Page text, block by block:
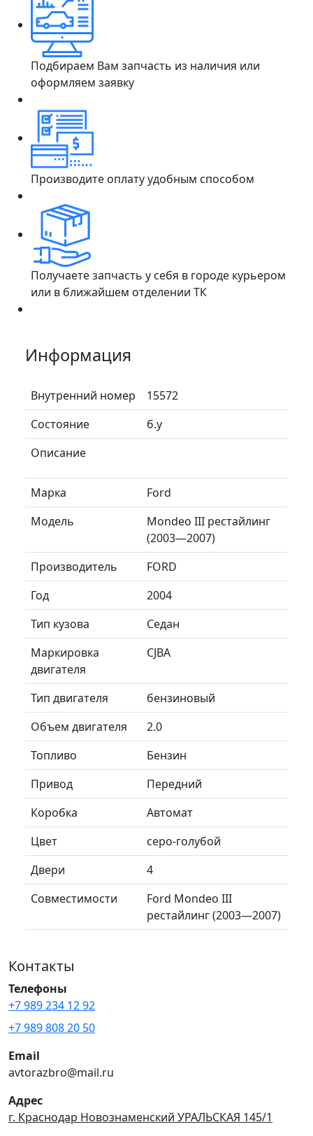
Подбираем Вам запчасть из наличия или
оформляем заявку
Производите оплату удобным способом
Получаете запчасть у себя в городе курьером
или в ближайшем отделении ТК
Информация
Внутренний номер
15572
Состояние
б.у
Описание
Марка
Ford
Модель
Mondeo III рестайлинг
(2003—2007)
Производитель
FORD
Год
2004
Тип кузова
Седан
Маркировка
двигателя
CJBA
Тип двигателя
бензиновый
Объем двигателя
2.0
Топливо
Бензин
Привод
Передний
Коробка
Автомат
Цвет
серо-голубой
Двери
4
Совместимости
Ford Mondeo III
рестайлинг (2003—2007)
Контакты
Телефоны
+7 989 234 12 92
+7 989 808 20 50
Email
avtorazbro@mail.ru
Адрес
г. Краснодар Новознаменский УРАЛЬСКАЯ 145/1